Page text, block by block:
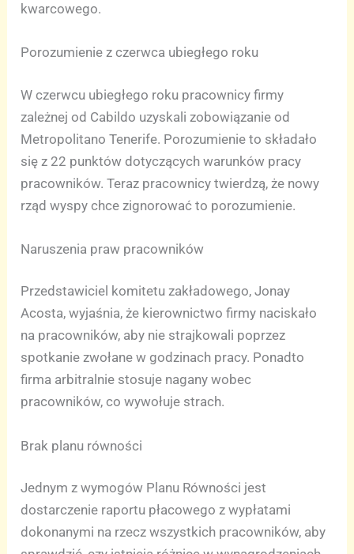
kwarcowego.
Porozumienie z czerwca ubiegłego roku
W czerwcu ubiegłego roku pracownicy firmy
zależnej od Cabildo uzyskali zobowiązanie od
Metropolitano Tenerife. Porozumienie to składało
się z 22 punktów dotyczących warunków pracy
pracowników. Teraz pracownicy twierdzą, że nowy
rząd wyspy chce zignorować to porozumienie.
Naruszenia praw pracowników
Przedstawiciel komitetu zakładowego, Jonay
Acosta, wyjaśnia, że kierownictwo firmy naciskało
na pracowników, aby nie strajkowali poprzez
spotkanie zwołane w godzinach pracy. Ponadto
firma arbitralnie stosuje nagany wobec
pracowników, co wywołuje strach.
Brak planu równości
Jednym z wymogów Planu Równości jest
dostarczenie raportu płacowego z wypłatami
dokonanymi na rzecz wszystkich pracowników, aby